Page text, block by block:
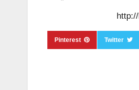
Twitter
Pinterest